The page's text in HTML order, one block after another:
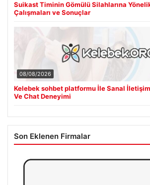
Suikast Timinin Gömülü Silahlarına
Çalışmaları ve Sonuçlar
08/08/2026
Kelebek sohbet platformu İle Sanal
Ve Chat Deneyimi
Son Eklenen Firmalar